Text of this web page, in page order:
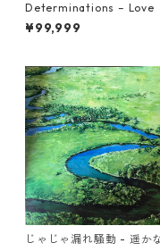
Determinations – Love
1918】
¥99,999
じゃじゃ漏れ騒動 - 遥か